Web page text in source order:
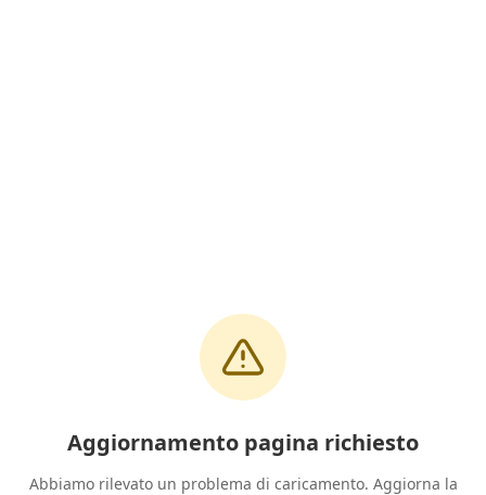
Aggiornamento pagina richiesto
Abbiamo rilevato un problema di caricamento. Aggiorna la